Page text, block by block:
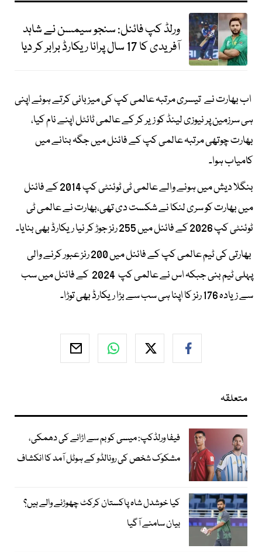
ورلڈ کپ فائنل: سنجو سیمسن نے شاہد
آفریدی کا 17 سال پرانا ریکارڈ برابر کر دیا
اب بھارت نے تیسری مرتبہ عالمی کپ کی میزبانی کرتے ہوئے اپنی
ہی سرزمین پر نیوزی لینڈ کو زیر کر کے عالمی ٹائٹل اپنے نام کیا،
بھارت چوتھی مرتبہ عالمی کپ کے فائنل میں جگہ بنانے میں
کامیاب ہوا۔
بنگلا دیش میں ہونے والے عالمی ٹی ٹوئنٹی کپ 2014 کے فائنل
میں بھارت کو سری لنکا نے شکست دی تھی،بھارت نے عالمی ٹی
ٹوئنٹی کپ 2026 کے فائنل میں 255 رنز جوڑ کر نیا ریکارڈ بھی بنایا۔
بھارتی کی ٹیم عالمی کپ کے فائنل میں 200 رنز عبور کرنے والی
پہلی ٹیم بنی جبکہ اس نے عالمی کپ 2024 کے فائنل میں سب
سے زیادہ 176 رنز کا اپنا ہی سب سے بڑا ریکارڈ بھی توڑا۔
متعلقہ
فیفا ورلڈکپ: میسی کو بم سے اڑانے کی دھمکی،
مشکوک شخص کی رونالڈو کے ہوٹل آمد کا انکشاف
کیا خوشدل شاہ پاکستان کرکٹ چھوڑنے والے ہیں؟
بیان سامنے آگیا